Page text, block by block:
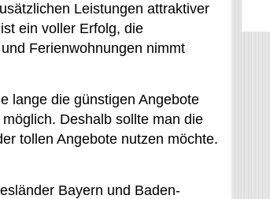
Leistungen attraktiver
ein voller Erfolg, die
Ferienwohnungen nimmt
lange die günstigen Angebote
Deshalb sollte man die
tollen Angebote nutzen möchte.
Bayern und Baden-